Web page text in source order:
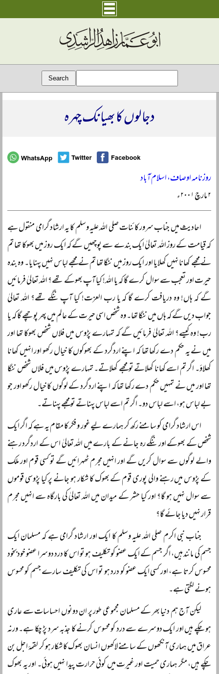
دجالوں کا بھیانک چہرہ
روزنامہ اوصاف، اسلام آباد
۲ مارچ ۲۰۰۱ء
احادیث میں جناب سرور کائنات صلی اللہ علیہ وسلم کا یہ ارشاد گرامی منقول ہے
کہ قیامت کے روز اللہ تعالیٰ ایک بندے سے پوچھیں گے کہ ایک روز میں بھوکا تھا تم
نے مجھے کھانا نہیں کھلایا اور ایک روز میں ننگا تھا تم نے مجھے لباس نہیں پہنایا۔ وہ بندہ
حیرت اور تعجب سے سوال کرے گا کہ یا اللہ! کیا آپ بھوکے تھے؟ اللہ تعالیٰ فرمائیں
گے کہ ہاں! وہ دریافت کرے گا کہ یا رب العزت! کیا آپ ننگے تھے؟ اللہ تعالیٰ
جواب دیں گے کہ ہاں میں ننگا تھا۔ وہ شخص اسی حیرت کے عالم میں پھر پوچھے گا کہ یا
رب! وہ کیسے؟ اللہ تعالیٰ فرمائیں گے کہ تمہارے پڑوس میں فلاں شخص بھوکا تھا اور
میں نے یہ حکم دے رکھا تھا کہ اپنے اردگرد کے بھوکوں کا خیال رکھو اور انہیں کھانا
کھلاؤ۔ اگر تم اسے کھانا کھلاتے تو مجھے کھلاتے۔ تمہارے پڑوس میں فلاں شخص ننگا
تھا اور میں نے تمہیں حکم دے رکھا تھا کہ اپنے اردگرد کے لوگوں کا خیال رکھو اور جو
بے لباس ہو، اسے لباس دو۔ اگر تم اسے لباس پہناتے تو مجھے پہناتے۔
اس ارشاد گرامی کو سامنے رکھ کر ہمارے لیے غور و فکر کا مقام یہ ہے کہ اگر ایک
شخص کے بھوکے اور ننگے رہ جانے کے بارے میں اللہ تعالیٰ اس کے اردگرد رہنے
والے لوگوں سے سوال کریں گے اور انہیں مجرم ٹھہرائیں گے تو کسی قوم اور ملک
کے پڑوس میں رہنے والی پوری قوم کے بھوک کا شکار ہو جانے پر کیا پڑوسی قوموں
سے سوال نہیں ہو گا؟ اور کیا حشر کے میدان میں اللہ تعالیٰ کی بارگاہ سے انہیں مجرم
قرار نہیں دیا جائے گا؟
جناب نبی اکرم صلی اللہ علیہ وسلم کا ایک اور ارشاد گرامی ہے کہ مسلمان ایک
جسم کی مانند ہیں، اگر جسم کے ایک عضو کو تکلیف ہو تو اس کا درد دوسرا عضو خودبخود
محسوس کرتا ہے، اور کسی ایک عضو کو درد ہو تو اس کی تکلیف سارے جسم کو محسوس
ہونے لگتی ہے۔
لیکن آج ہم دنیا بھر کے مسلمان مجموعی طور پر ان دونوں احساسات سے عاری
ہو چکے ہیں اور ایک دوسرے سے درد کو محسوس کرنے کا جذبہ سرد پڑ چکا ہے۔ ورنہ
عراق میں ہماری آنکھوں کے سامنے لاکھوں انسان بھوک کا شکار ہو کر لقمۂ اجل بن
چکے ہیں، مگر ہماری حمیت اور غیرت میں کوئی حرارت پیدا نہیں ہوئی۔ اور یہ بھوک